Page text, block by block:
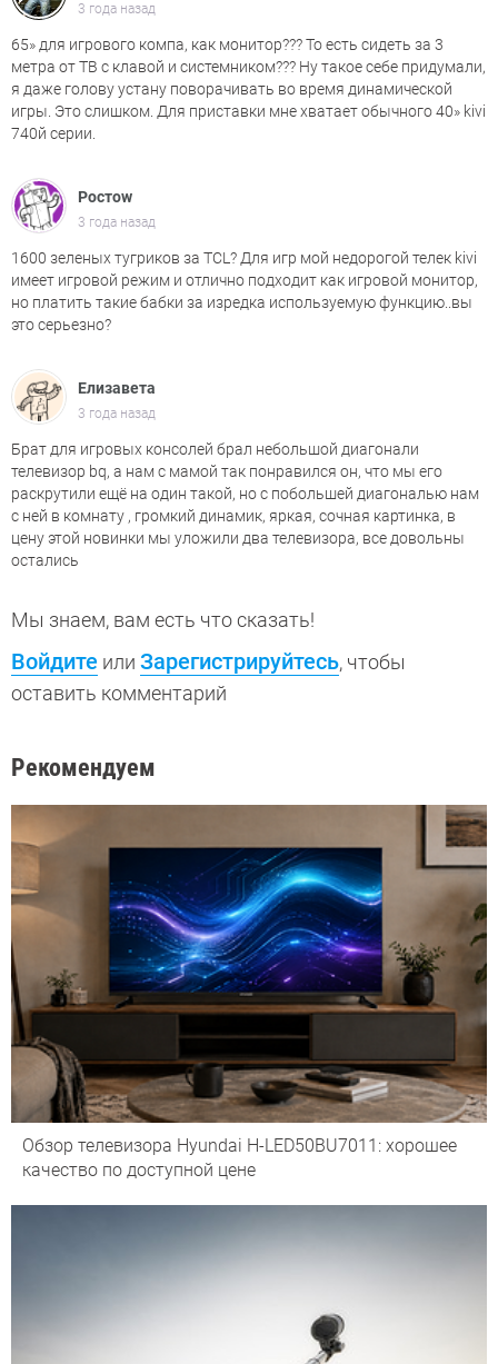
3 года назад
65» для игрового компа, как монитор??? То есть сидеть за 3
метра от ТВ с клавой и системником??? Ну такое себе придумали,
я даже голову устану поворачивать во время динамической
игры. Это слишком. Для приставки мне хватает обычного 40» kivi
740й серии.
Ростоw
3 года назад
1600 зеленых тугриков за TCL? Для игр мой недорогой телек kivi
имеет игровой режим и отлично подходит как игровой монитор,
но платить такие бабки за изредка используемую функцию..вы
это серьезно?
Елизавета
3 года назад
Брат для игровых консолей брал небольшой диагонали
телевизор bq, а нам с мамой так понравился он, что мы его
раскрутили ещё на один такой, но с побольшей диагональю нам
с ней в комнату , громкий динамик, яркая, сочная картинка, в
цену этой новинки мы уложили два телевизора, все довольны
остались
Мы знаем, вам есть что сказать!
Войдите или Зарегистрируйтесь, чтобы
оставить комментарий
Рекомендуем
Обзор телевизора Hyundai H-LED50BU7011: хорошее
качество по доступной цене